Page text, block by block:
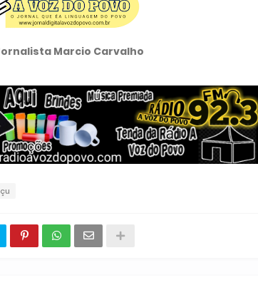
Marcio Carvalho